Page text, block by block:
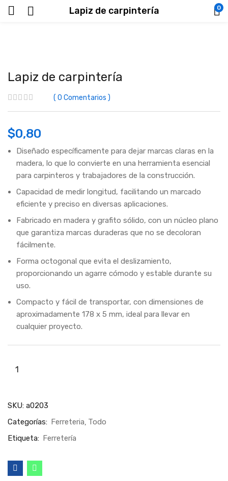
Lapiz de carpintería 0
Lapiz de carpintería
0 Comentarios
$0,80
Diseñado específicamente para dejar marcas claras en la
madera, lo que lo convierte en una herramienta esencial
para carpinteros y trabajadores de la construcción.
Capacidad de medir longitud, facilitando un marcado
eficiente y preciso en diversas aplicaciones.
Fabricado en madera y grafito sólido, con un núcleo plano
que garantiza marcas duraderas que no se decoloran
fácilmente.
Forma octogonal que evita el deslizamiento,
proporcionando un agarre cómodo y estable durante su
uso.
Compacto y fácil de transportar, con dimensiones de
aproximadamente 178 x 5 mm, ideal para llevar en
cualquier proyecto.
SKU: a0203
Categorías: Ferreteria Todo
Etiqueta: Ferretería